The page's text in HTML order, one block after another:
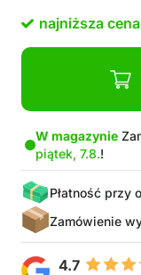
Gdy znudzi
bez plam i
W
najniższa cena
W magazynie
piątek, 7.8.!
Płatność przy
Zamówienie
4.7